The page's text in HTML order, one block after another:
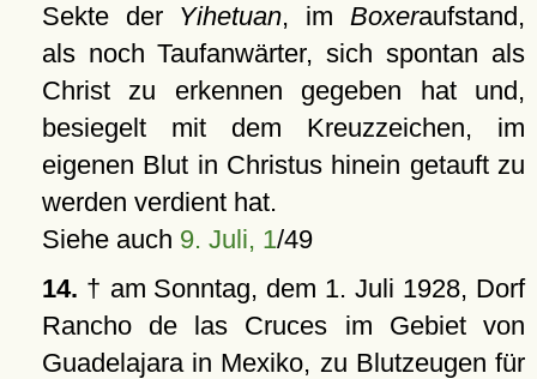
Sekte der Yihetuan, im Boxeraufstand,
als noch Taufanwärter, sich spontan als
Christ zu erkennen gegeben hat und,
besiegelt mit dem Kreuzzeichen, im
eigenen Blut in Christus hinein getauft zu
werden verdient hat.
Siehe auch 9. Juli, 1/49
14. † am Sonntag, dem 1. Juli 1928, Dorf
Rancho de las Cruces im Gebiet von
Guadelajara in Mexiko, zu Blutzeugen für